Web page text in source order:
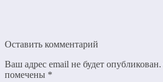
Оставить комментарий
Ваш адрес email не будет опубликован.
помечены *